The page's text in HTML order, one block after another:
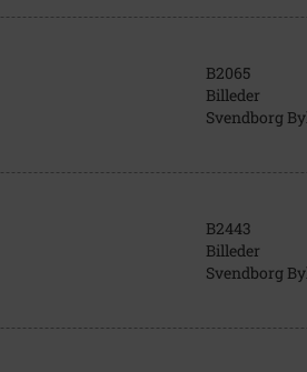
B2065
Billeder
Svendborg
B2443
Billeder
Svendborg